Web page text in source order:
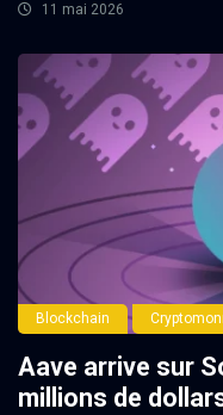
11 mai 2026
Blockchain
Aave arrive sur
millions de